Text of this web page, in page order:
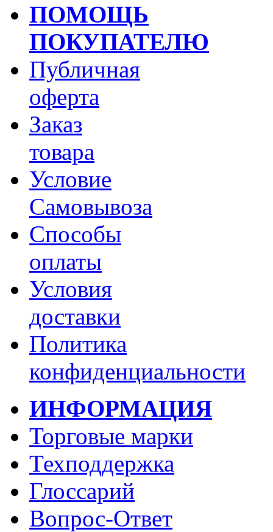
ПОМОЩЬ
ПОКУПАТЕЛЮ
Публичная
оферта
Заказ
товара
Условие
Самовывоза
Способы
оплаты
Условия
доставки
Политика
конфиденциальности
ИНФОРМАЦИЯ
Торговые марки
Техподдержка
Глоссарий
Вопрос-Ответ